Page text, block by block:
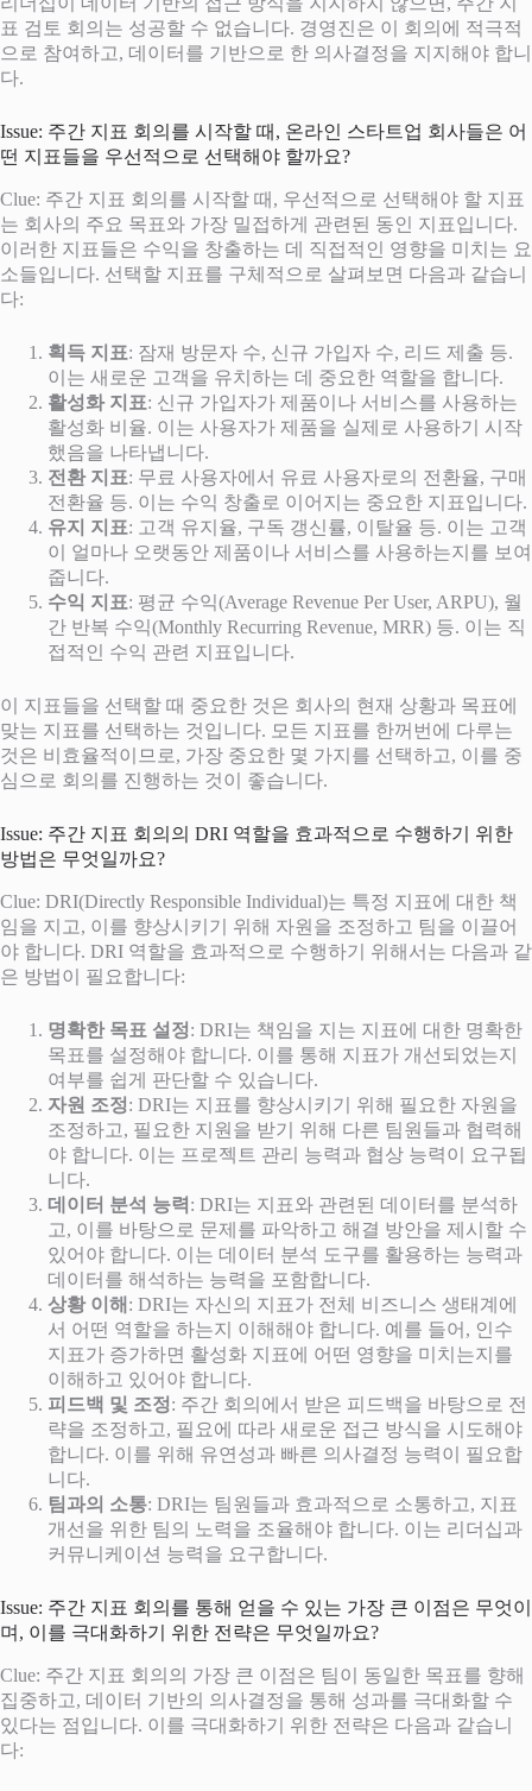
표 검토 회의는 성공할 수 없습니다. 경영진은 이 회의에 적극적
으로 참여하고, 데이터를 기반으로 한 의사결정을 지지해야 합니
다.
Issue: 주간 지표 회의를 시작할 때, 온라인 스타트업 회사들은 어
떤 지표들을 우선적으로 선택해야 할까요?
Clue: 주간 지표 회의를 시작할 때, 우선적으로 선택해야 할 지표
는 회사의 주요 목표와 가장 밀접하게 관련된 동인 지표입니다.
이러한 지표들은 수익을 창출하는 데 직접적인 영향을 미치는 요
소들입니다. 선택할 지표를 구체적으로 살펴보면 다음과 같습니
다:
획득 지표: 잠재 방문자 수, 신규 가입자 수, 리드 제출 등.
이는 새로운 고객을 유치하는 데 중요한 역할을 합니다.
활성화 지표: 신규 가입자가 제품이나 서비스를 사용하는
활성화 비율. 이는 사용자가 제품을 실제로 사용하기 시작
했음을 나타냅니다.
전환 지표: 무료 사용자에서 유료 사용자로의 전환율, 구매
전환율 등. 이는 수익 창출로 이어지는 중요한 지표입니다.
유지 지표: 고객 유지율, 구독 갱신률, 이탈율 등. 이는 고객
이 얼마나 오랫동안 제품이나 서비스를 사용하는지를 보여
줍니다.
수익 지표: 평균 수익(Average Revenue Per User, ARPU), 월
간 반복 수익(Monthly Recurring Revenue, MRR) 등. 이는 직
접적인 수익 관련 지표입니다.
이 지표들을 선택할 때 중요한 것은 회사의 현재 상황과 목표에
맞는 지표를 선택하는 것입니다. 모든 지표를 한꺼번에 다루는
것은 비효율적이므로, 가장 중요한 몇 가지를 선택하고, 이를 중
심으로 회의를 진행하는 것이 좋습니다.
Issue: 주간 지표 회의의 DRI 역할을 효과적으로 수행하기 위한
방법은 무엇일까요?
Clue: DRI(Directly Responsible Individual)는 특정 지표에 대한 책
임을 지고, 이를 향상시키기 위해 자원을 조정하고 팀을 이끌어
야 합니다. DRI 역할을 효과적으로 수행하기 위해서는 다음과 같
은 방법이 필요합니다:
명확한 목표 설정: DRI는 책임을 지는 지표에 대한 명확한
목표를 설정해야 합니다. 이를 통해 지표가 개선되었는지
여부를 쉽게 판단할 수 있습니다.
자원 조정: DRI는 지표를 향상시키기 위해 필요한 자원을
조정하고, 필요한 지원을 받기 위해 다른 팀원들과 협력해
야 합니다. 이는 프로젝트 관리 능력과 협상 능력이 요구됩
니다.
데이터 분석 능력 : DRI는 지표와 관련된 데이터를 분석하
고, 이를 바탕으로 문제를 파악하고 해결 방안을 제시할 수
있어야 합니다. 이는 데이터 분석 도구를 활용하는 능력과
데이터를 해석하는 능력을 포함합니다.
상황 이해 : DRI는 자신의 지표가 전체 비즈니스 생태계에
서 어떤 역할을 하는지 이해해야 합니다. 예를 들어, 인수
지표가 증가하면 활성화 지표에 어떤 영향을 미치는지를
이해하고 있어야 합니다.
피드백 및 조정: 주간 회의에서 받은 피드백을 바탕으로 전
략을 조정하고, 필요에 따라 새로운 접근 방식을 시도해야
합니다. 이를 위해 유연성과 빠른 의사결정 능력이 필요합
니다.
팀과의 소통: DRI는 팀원들과 효과적으로 소통하고, 지표
개선을 위한 팀의 노력을 조율해야 합니다. 이는 리더십과
커뮤니케이션 능력을 요구합니다.
Issue: 주간 지표 회의를 통해 얻을 수 있는 가장 큰 이점은 무엇이
며, 이를 극대화하기 위한 전략은 무엇일까요?
Clue: 주간 지표 회의의 가장 큰 이점은 팀이 동일한 목표를 향해
집중하고, 데이터 기반의 의사결정을 통해 성과를 극대화할 수
있다는 점입니다. 이를 극대화하기 위한 전략은 다음과 같습니
다: